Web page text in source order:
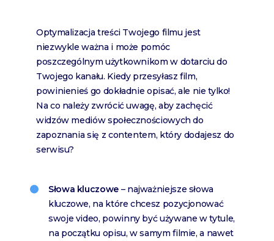
Optymalizacja treści Twojego filmu jest
niezwykle ważna i może pomóc
poszczególnym użytkownikom w dotarciu do
Twojego kanału. Kiedy przesyłasz film,
powinienieś go dokładnie opisać, ale nie tylko!
Na co należy zwrócić uwagę, aby zachęcić
widzów mediów społecznościowych do
zapoznania się z contentem, który dodajesz do
serwisu?
Słowa kluczowe– najważniejsze słowa
kluczowe, na które chcesz pozycjonować
swoje video, powinny być używane w tytule,
na początku opisu, w samym filmie, a nawet